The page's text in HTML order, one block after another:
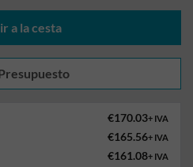
a la cesta
€170.03+ IVA
€165.56+ IVA
€161.08+ IVA